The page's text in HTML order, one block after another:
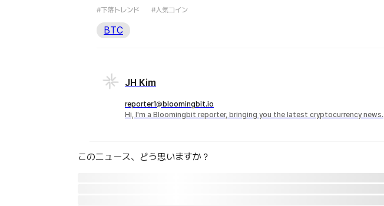
#下落トレンド #人気コイン
BTC
JH Kim
reporter1@bloomingbit.io
Hi, I'm a Bloomingbit reporter, bringing you the latest cryptocurrency news.
このニュース、どう思いますか？